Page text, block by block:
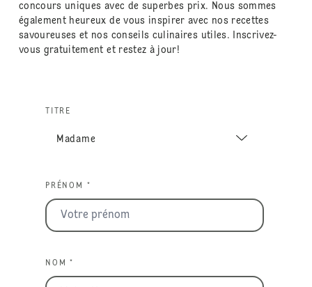
concours uniques avec de superbes prix. Nous sommes
également heureux de vous inspirer avec nos recettes
savoureuses et nos conseils culinaires utiles. Inscrivez-
vous gratuitement et restez à jour!
TITRE
PRÉNOM *
NOM *